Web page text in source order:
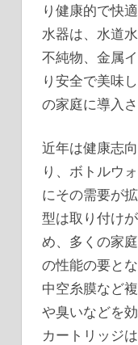
り健康的で快
水器は、水道
不純物、金属
り安全で美味
の家庭に導入さ
近年は健康志
り、ボトルウ
にその需要が
型は取り付け
め、多くの家
の性能の要と
中空糸膜など
や臭いなどを
カートリッジ